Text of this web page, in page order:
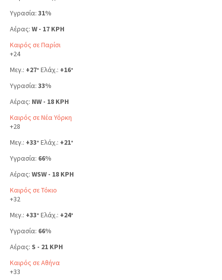
Υγρασία: 31%
Αέρας: W - 17 KPH
Καιρός σε Παρίσι
+24
Μεγ.: +27° Ελάχ.: +16°
Υγρασία: 33%
Αέρας: NW - 18 KPH
Καιρός σε Νέα Υόρκη
+28
Μεγ.: +33° Ελάχ.: +21°
Υγρασία: 66%
Αέρας: WSW - 18 KPH
Καιρός σε Τόκιο
+32
Μεγ.: +33° Ελάχ.: +24°
Υγρασία: 66%
Αέρας: S - 21 KPH
Καιρός σε Αθήνα
+33